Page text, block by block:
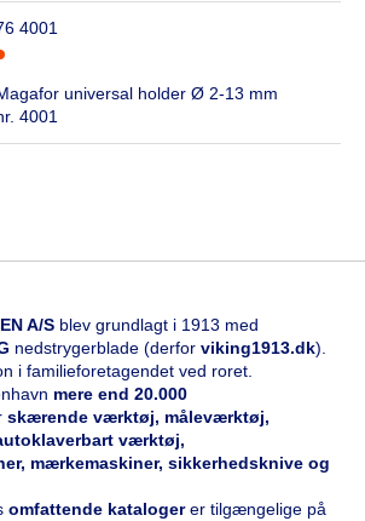
4001
universal holder Ø 2-13 mm
4001
A/S blev grundlagt i 1913 med
nedstrygerblade (derfor viking1913.dk).
i familieforetagendet ved roret.
mere end 20.000
skærende værktøj, måleværktøj,
værktøj,
mærkemaskiner, sikkerhedsknive og
omfattende katalogerer tilgængelige på